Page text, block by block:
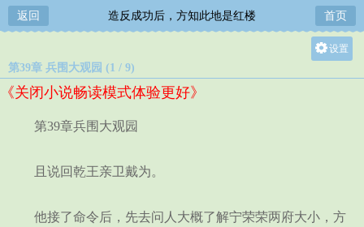
返回 造反成功后，方知此地是红楼 首页
设置
第39章 兵围大观园 (1 / 9)
《关闭小说畅读模式体验更好》
第39章兵围大观园
且说回乾王亲卫戴为。
他接了命令后，先去问人大概了解宁荣荣两府大小，方